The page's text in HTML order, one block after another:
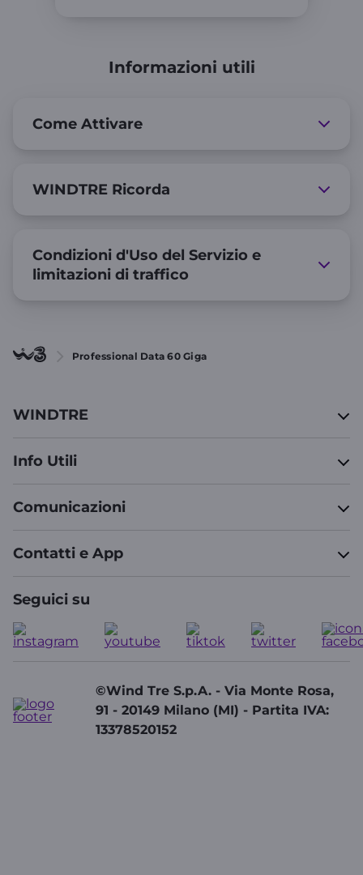
Informazioni utili
Come Attivare
WINDTRE Ricorda
Condizioni d'Uso del Servizio e
limitazioni di traffico
Professional Data 60 Giga
WINDTRE
Info Utili
Comunicazioni
Contatti e App
Seguici su
©Wind Tre S.p.A. - Via Monte Rosa,
91 - 20149 Milano (MI) - Partita IVA:
13378520152